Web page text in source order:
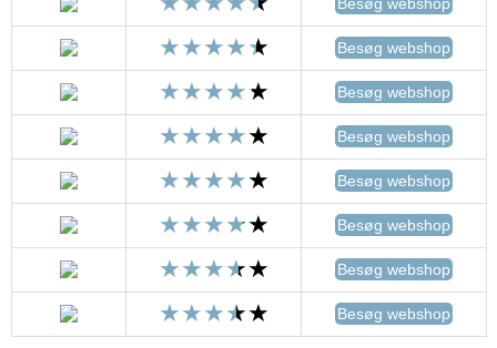
Besøg webshop
Besøg webshop
Besøg webshop
Besøg webshop
Besøg webshop
Besøg webshop
Besøg webshop